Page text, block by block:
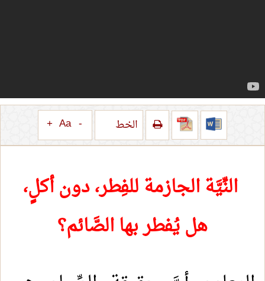
الخط -
Aa
+
النِّيَّة الجازمة للفِطر، دون أكلٍ،
هل يُفطر بها الصَّائم؟